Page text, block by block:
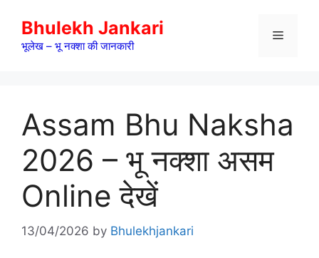
content
Bhulekh Jankari
भूलेख – भू नक्शा की जानकारी
Menu
Assam Bhu Naksha
2026 – भू नक्शा असम
Online देखें
13/04/2026 by Bhulekhjankari